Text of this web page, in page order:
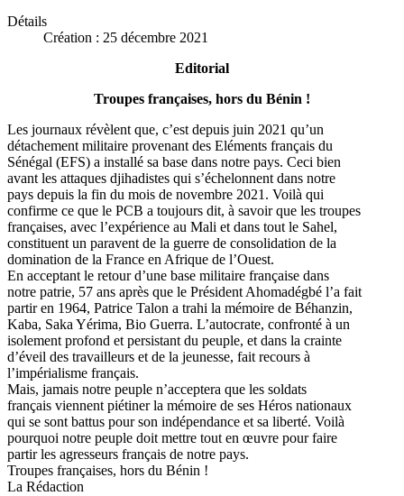
Détails
Création : 25 décembre 2021
Editorial
Troupes françaises, hors du Bénin !
Les journaux révèlent que, c’est depuis juin 2021 qu’un
détachement militaire provenant des Eléments français du
Sénégal (EFS) a installé sa base dans notre pays. Ceci bien
avant les attaques djihadistes qui s’échelonnent dans notre
pays depuis la fin du mois de novembre 2021. Voilà qui
confirme ce que le PCB a toujours dit, à savoir que les troupes
françaises, avec l’expérience au Mali et dans tout le Sahel,
constituent un paravent de la guerre de consolidation de la
domination de la France en Afrique de l’Ouest.
En acceptant le retour d’une base militaire française dans
notre patrie, 57 ans après que le Président Ahomadégbé l’a fait
partir en 1964, Patrice Talon a trahi la mémoire de Béhanzin,
Kaba, Saka Yérima, Bio Guerra. L’autocrate, confronté à un
isolement profond et persistant du peuple, et dans la crainte
d’éveil des travailleurs et de la jeunesse, fait recours à
l’impérialisme français.
Mais, jamais notre peuple n’acceptera que les soldats
français viennent piétiner la mémoire de ses Héros nationaux
qui se sont battus pour son indépendance et sa liberté. Voilà
pourquoi notre peuple doit mettre tout en œuvre pour faire
partir les agresseurs français de notre pays.
Troupes françaises, hors du Bénin !
La Rédaction